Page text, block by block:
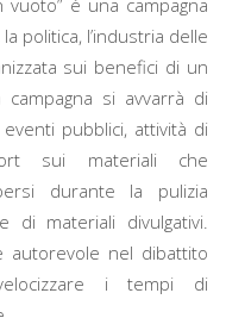
politica, l’industria delle
sui benefici di un
si avvarrà di
pubblici, attività di
sui materiali che
durante la pulizia
di materiali divulgativi.
autorevole nel dibattito
i tempi di